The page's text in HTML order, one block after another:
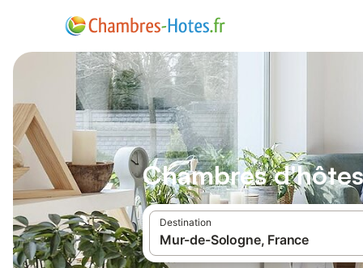
Chambres
Destination